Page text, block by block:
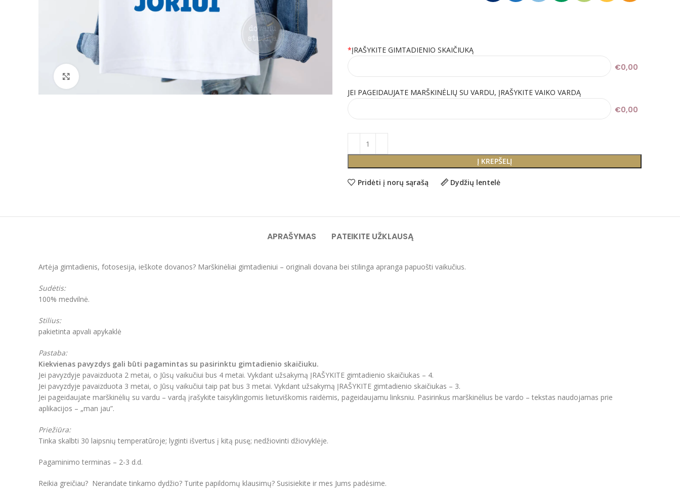
*ĮRAŠYKITE GIMTADIENIO SKAIČIUKĄ
€0,00
JEI PAGEIDAUJATE MARŠKINĖLIŲ SU VARDU, ĮRAŠYKITE VAIKO VARDĄ
€0,00
Į KREPŠELĮ
Pridėti į norų sąrašą Dydžių lentelė
APRAŠYMAS PATEIKITE UŽKLAUSĄ
Artėja gimtadienis, fotosesija, ieškote dovanos? Marškinėliai gimtadieniui – originali dovana bei stilinga apranga papuošti vaikučius.
Sudėtis:
100% medvilnė.
Stilius:
pakietinta apvali apykaklė
Pastaba:
Kiekvienas pavyzdys gali būti pagamintas su pasirinktu gimtadienio skaičiuku.
Jei pavyzdyje pavaizduota 2 metai, o Jūsų vaikučiui bus 4 metai. Vykdant užsakymą ĮRAŠYKITE gimtadienio skaičiukas – 4.
Jei pavyzdyje pavaizduota 3 metai, o Jūsų vaikučiui taip pat bus 3 metai. Vykdant užsakymą ĮRAŠYKITE gimtadienio skaičiukas – 3.
Jei pageidaujate marškinėlių su vardu – vardą įrašykite taisyklingomis lietuviškomis raidėmis, pageidaujamu linksniu. Pasirinkus marškinėlius be vardo – tekstas naudojamas prie
aplikacijos – „man jau”.
Priežiūra:
Tinka skalbti 30 laipsnių temperatūroje; lyginti išvertus į kitą pusę; nedžiovinti džiovyklėje.
Pagaminimo terminas – 2-3 d.d.
Reikia greičiau? Nerandate tinkamo dydžio? Turite papildomų klausimų? Susisiekite ir mes Jums padėsime.